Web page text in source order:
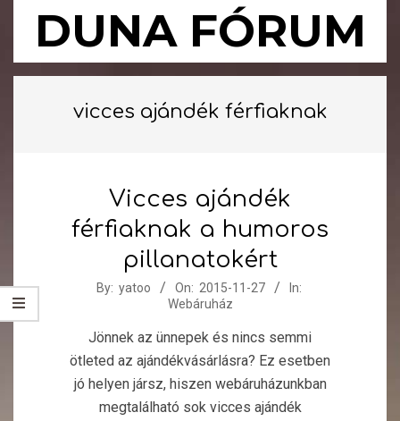
DUNA FÓRUM
Primary
vicces ajándék férfiaknak
Vicces ajándék
férfiaknak a humoros
pillanatokért
2015-By: yatoo On: 2015-11-27
In:
Webáruház
Jönnek az ünnepek és nincs semmi
ötleted az ajándékvásárlásra? Ez esetben
jó helyen jársz, hiszen webáruházunkban
megtalálható sok vicces ajándék